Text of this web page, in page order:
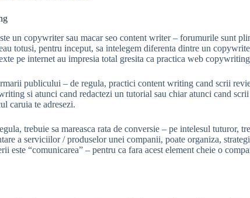
un copywriter sau macar seo content writer – forumurile sunt
totusi, pentru inceput, sa intelegem diferenta dintre un
pe internet au impresia total gresita ca practica web
publicului – de regula, practici content writing cand scrii
si atunci cand redactezi un tutorial sau chiar atunci cand
caruia te adresezi.
trebuie sa mareasca rata de conversie – pe intelesul tuturor,
a serviciilor / produselor unei companii, poate organiza,
“comunicarea” – pentru ca fara acest element cheie o